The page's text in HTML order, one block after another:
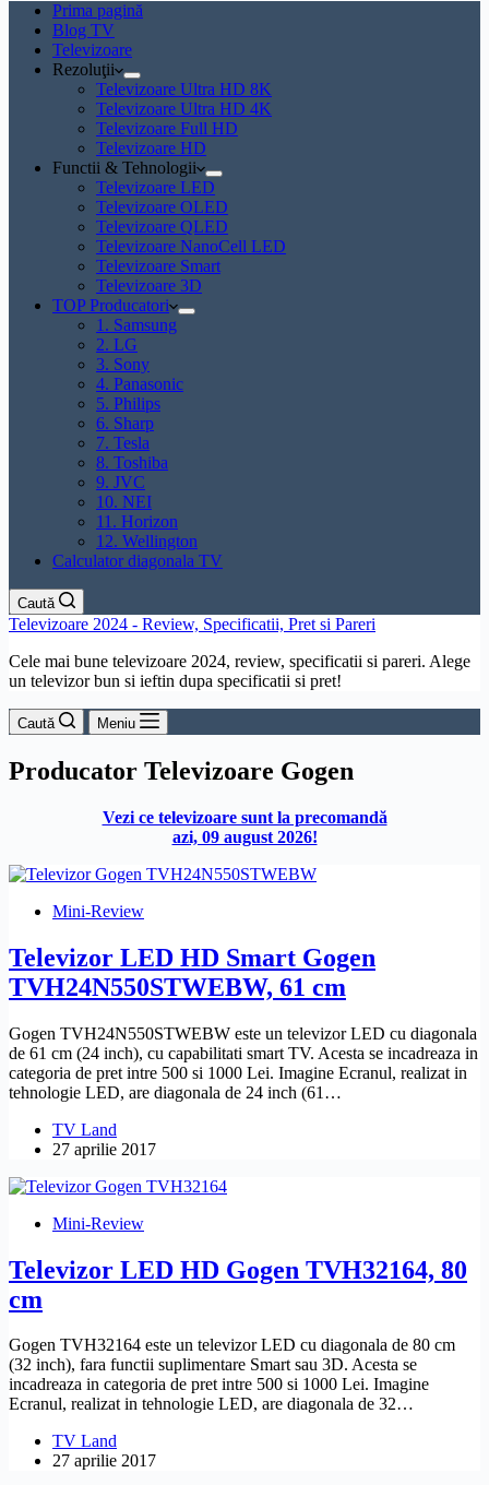
Prima pagină
Blog TV
Televizoare
Rezoluţii
Televizoare Ultra HD 8K
Televizoare Ultra HD 4K
Televizoare Full HD
Televizoare HD
Functii & Tehnologii
Televizoare LED
Televizoare OLED
Televizoare QLED
Televizoare NanoCell LED
Televizoare Smart
Televizoare 3D
TOP Producatori
1. Samsung
2. LG
3. Sony
4. Panasonic
5. Philips
6. Sharp
7. Tesla
8. Toshiba
9. JVC
10. NEI
11. Horizon
12. Wellington
Calculator diagonala TV
Caută
Televizoare 2024 - Review, Specificatii, Pret si Pareri
Cele mai bune televizoare 2024, review, specificatii si pareri. Alege
un televizor bun si ieftin dupa specificatii si pret!
Caută Meniu
Producator Televizoare Gogen
Vezi ce televizoare sunt la precomandă
azi, 09 august 2026!
Mini-Review
Televizor LED HD Smart Gogen
TVH24N550STWEBW, 61 cm
Gogen TVH24N550STWEBW este un televizor LED cu diagonala
de 61 cm (24 inch), cu capabilitati smart TV. Acesta se incadreaza in
categoria de pret intre 500 si 1000 Lei. Imagine Ecranul, realizat in
tehnologie LED, are diagonala de 24 inch (61…
TV Land
27 aprilie 2017
Mini-Review
Televizor LED HD Gogen TVH32164, 80
cm
Gogen TVH32164 este un televizor LED cu diagonala de 80 cm
(32 inch), fara functii suplimentare Smart sau 3D. Acesta se
incadreaza in categoria de pret intre 500 si 1000 Lei. Imagine
Ecranul, realizat in tehnologie LED, are diagonala de 32…
TV Land
27 aprilie 2017